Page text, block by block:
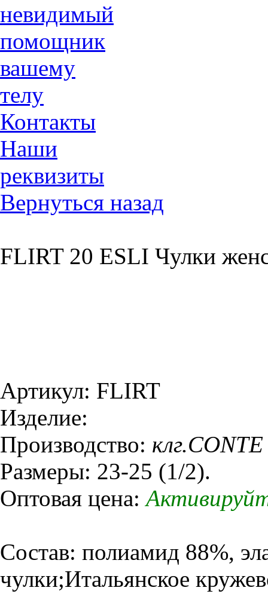
невидимый
помощник
вашему
телу
Контакты
Наши
реквизиты
Вернуться назад
FLIRT 20 ESLI Чулки
Артикул: FLIRT
Изделие:
Производство: клг.CONTE
Размеры: 23-25 (1/2).
Оптовая цена:
Состав: полиамид 88%,
чулки;Итальянское